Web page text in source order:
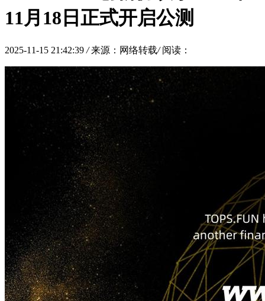
11月18日正式开启公测
2025-11-15 21:42:39 / 来源：网络转载/ 阅读：